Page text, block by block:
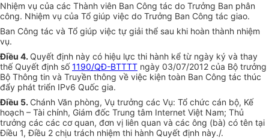
Nhiệm vụ của các Thành viên Ban Công tác do Trưởng Ban phân
công. Nhiệm vụ của Tổ giúp việc do Trưởng Ban Công tác giao.
Ban Công tác và Tổ giúp việc tự giải thể sau khi hoàn thành nhiệm
vụ.
Điều 4. Quyết định này có hiệu lực thi hành kể từ ngày ký và thay
thế Quyết định số1190/QĐ-BTTTT ngày 03/07/2012 của Bộ trưởng
Bộ Thông tin và Truyền thông về việc kiện toàn Ban Công tác thúc
đẩy phát triển IPv6 Quốc gia.
Điều 5. Chánh Văn phòng, Vụ trưởng các Vụ: Tổ chức cán bộ, Kế
hoạch – Tài chính, Giám đốc Trung tâm Internet Việt Nam; Thủ
trưởng các các cơ quan, đơn vị liên quan và các ông (bà) có tên tại
Điều 1, Điều 2 chịu trách nhiệm thi hành Quyết định này./.